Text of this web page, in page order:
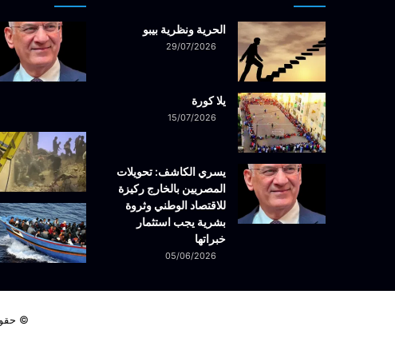
الحرية ونظرية بيبو
29/07/2026
يلا كورة
15/07/2026
يسري الكاشف: تحويلات
المصريين بالخارج ركيزة
للاقتصاد الوطني وثروة
بشرية يجب استثمار
خبراتها
05/06/2026
© حقوق النشر 2026، جميع